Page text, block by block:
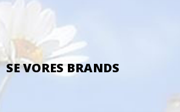
SE VORES BRANDS